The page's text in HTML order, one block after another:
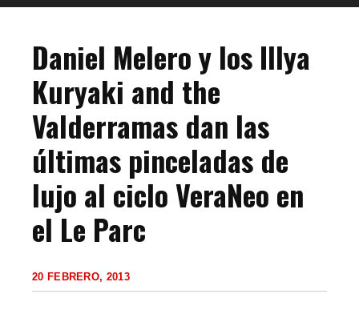
Daniel Melero y los Illya
Kuryaki and the
Valderramas dan las
últimas pinceladas de
lujo al ciclo VeraNeo en
el Le Parc
20 FEBRERO, 2013